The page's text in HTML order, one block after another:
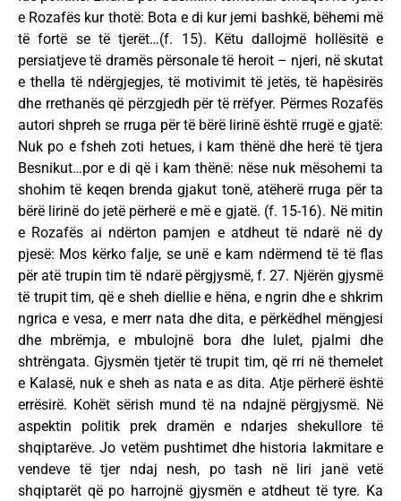
e Rozafës kur thotë: Bota e di kur jemi bashkë, bëhemi më
të fortë se të tjerët…(f. 15). Këtu dallojmë hollësitë e
persiatjeve të dramës përsonale të heroit – njeri, në skutat
e thella të ndërgjegjes, të motivimit të jetës, të hapësirës
dhe rrethanës që përzgjedh për të rrëfyer. Përmes Rozafës
autori shpreh se rruga për të bërë lirinë është rrugë e gjatë:
Nuk po e fsheh zoti hetues, i kam thënë dhe herë të tjera
Besnikut…por e di që i kam thënë: nëse nuk mësohemi ta
shohim të keqen brenda gjakut tonë, atëherë rruga për ta
bërë lirinë do jetë përherë e më e gjatë. (f. 15-16). Në mitin
e Rozafës ai ndërton pamjen e atdheut të ndarë në dy
pjesë: Mos kërko falje, se unë e kam ndërmend të të flas
për atë trupin tim të ndarë përgjysmë, f. 27. Njërën gjysmë
të trupit tim, që e sheh diellie e hëna, e ngrin dhe e shkrim
ngrica e vesa, e merr nata dhe dita, e përkëdhel mëngjesi
dhe mbrëmja, e mbulojnë bora dhe lulet, pjalmi dhe
shtrëngata. Gjysmën tjetër të trupit tim, që rri në themelet
e Kalasë, nuk e sheh as nata e as dita. Atje përherë është
errësirë. Kohët sërish mund të na ndajnë përgjysmë. Në
aspektin politik prek dramën e ndarjes shekullore të
shqiptarëve. Jo vetëm pushtimet dhe historia lakmitare e
vendeve të tjer ndaj nesh, po tash në liri janë vetë
shqiptarët që po harrojnë gjysmën e atdheut të tyre. Ka